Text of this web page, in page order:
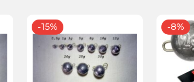
-15% -8%